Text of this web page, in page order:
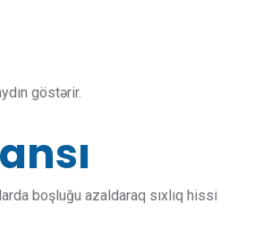
göstərir.
boşluğu azaldaraq sıxlıq hissi